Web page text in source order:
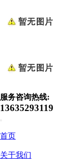
服务咨询热线:
13635293119
首页
关于我们